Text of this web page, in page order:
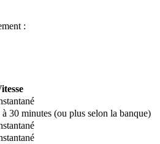
:
à 30 minutes (ou plus selon la banque)